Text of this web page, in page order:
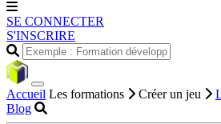
SE CONNECTER
S'INSCRIRE
Accueil Les formations Créer un jeu
Blog